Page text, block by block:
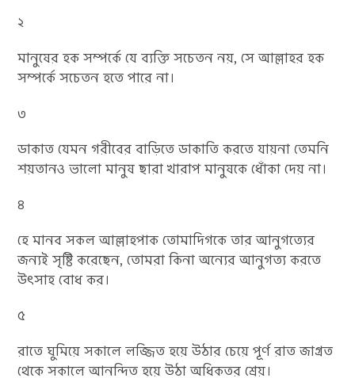
২
মানুষের হক সম্পর্কে যে ব্যক্তি সচেতন নয়, সে আল্লাহর হক
সম্পর্কে সচেতন হতে পারে না।
৩
ডাকাত যেমন গরীবের বাড়িতে ডাকাতি করতে যায়না তেমনি
শয়তানও ভালো মানুষ ছারা খারাপ মানুষকে ধোঁকা দেয় না।
৪
হে মানব সকল আল্লাহপাক তোমাদিগকে তার আনুগত্যের
জন্যই সৃষ্টি করেছেন, তোমরা কিনা অন্যের আনুগত্য করতে
উৎসাহ বোধ কর।
৫
রাতে ঘুমিয়ে সকালে লজ্জিত হয়ে উঠার চেয়ে পূর্ণ রাত জাগ্রত
থেকে সকালে আনন্দিত হয়ে উঠা অধিকতর শ্রেয়।